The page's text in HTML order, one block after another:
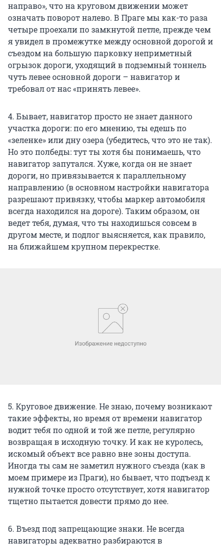
направо», что на круговом движении может
означать поворот налево. В Праге мы как-то раза
четыре проехали по замкнутой петле, прежде чем
я увидел в промежутке между основной дорогой и
съездом на большую парковку неприметный
огрызок дороги, уходящий в подземный тоннель
чуть левее основной дороги – навигатор и
требовал от нас «принять левее».
4. Бывает, навигатор просто не знает данного
участка дороги: по его мнению, ты едешь по
«зеленке» или дну озера (убедитесь, что это не так).
Но это полбеды: тут ты хотя бы понимаешь, что
навигатор запутался. Хуже, когда он не знает
дороги, но привязывается к параллельному
направлению (в основном настройки навигатора
разрешают привязку, чтобы маркер автомобиля
всегда находился на дороге). Таким образом, он
ведет тебя, думая, что ты находишься совсем в
другом месте, и подлог выясняется, как правило,
на ближайшем крупном перекрестке.
5. Круговое движение. Не знаю, почему возникают
такие эффекты, но время от времени навигатор
водит тебя по одной и той же петле, регулярно
возвращая в исходную точку. И как не куролесь,
искомый объект все равно вне зоны доступа.
Иногда ты сам не заметил нужного съезда (как в
моем примере из Праги), но бывает, что подъезд к
нужной точке просто отсутствует, хотя навигатор
тщетно пытается довести прямо до нее.
6. Въезд под запрещающие знаки. Не всегда
навигаторы адекватно разбираются в